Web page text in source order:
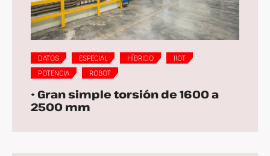
DATOS ESPECIAL HÍBRIDO
IIOT
POTENCIA
ROBOT
• Gran simple torsión de 1600 a
2500 mm